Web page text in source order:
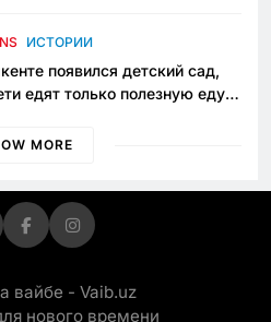
ИСТОРИИ
появился детский сад,
едят только полезную еду.
«кашу без сахара»
MORE
вайбе - Vaib.uz
нового времени